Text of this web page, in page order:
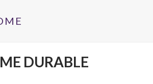
DURABLE